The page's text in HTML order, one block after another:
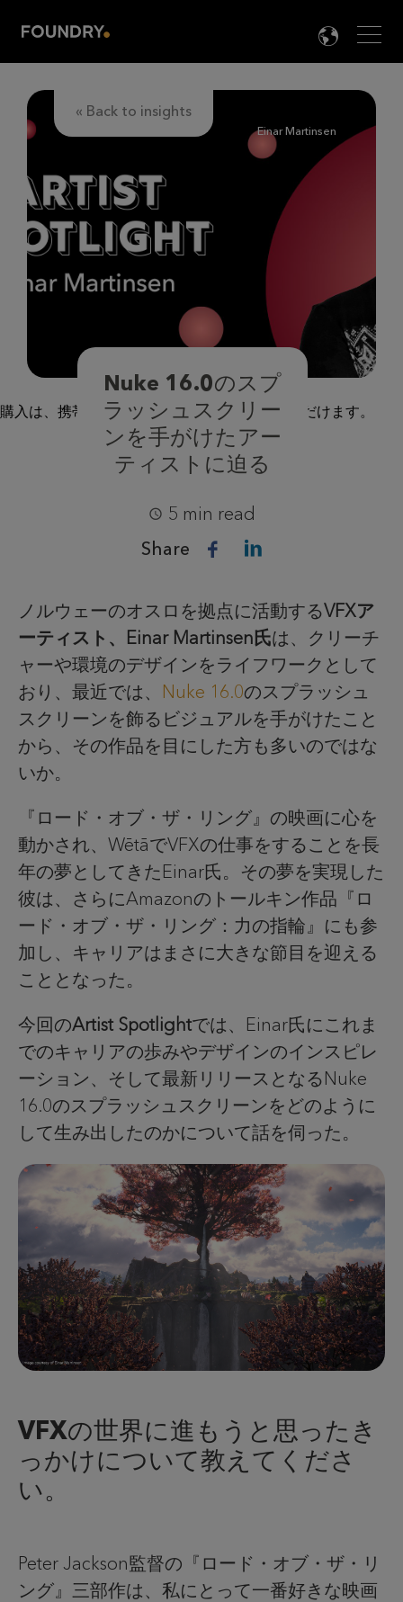

« Back to insights
Einar Martinsen
Nuke 16.0のスプ
ラッシュスクリー
ンを手がけたアー
ティストに迫る
5 min read
Share
ノルウェーのオスロを拠点に活動するVFXア
ーティスト、Einar Martinsen氏は、クリーチ
ャーや環境のデザインをライフワークとして
おり、最近では、 Nuke 16.0のスプラッシュ
スクリーンを飾るビジュアルを手がけたこと
から、その作品を目にした方も多いのではな
いか。
『ロード・オブ・ザ・リング』の映画に心を
動かされ、WētāでVFXの仕事をすることを長
年の夢としてきたEinar氏。その夢を実現した
彼は、さらにAmazonのトールキン作品『ロ
ード・オブ・ザ・リング：力の指輪』にも参
加し、キャリアはまさに大きな節目を迎える
こととなった。
今回のArtist Spotlightでは、Einar氏にこれま
でのキャリアの歩みやデザインのインスピレ
ーション、そして最新リリースとなるNuke
16.0のスプラッシュスクリーンをどのように
して生み出したのかについて話を伺った。
VFXの世界に進もうと思ったき
っかけについて教えてくださ
い。
Peter Jackson監督の『ロード・オブ・ザ・リ
ング』三部作は、私にとって一番好きな映画